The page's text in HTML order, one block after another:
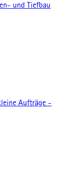
und Tiefbau
Aufträge -